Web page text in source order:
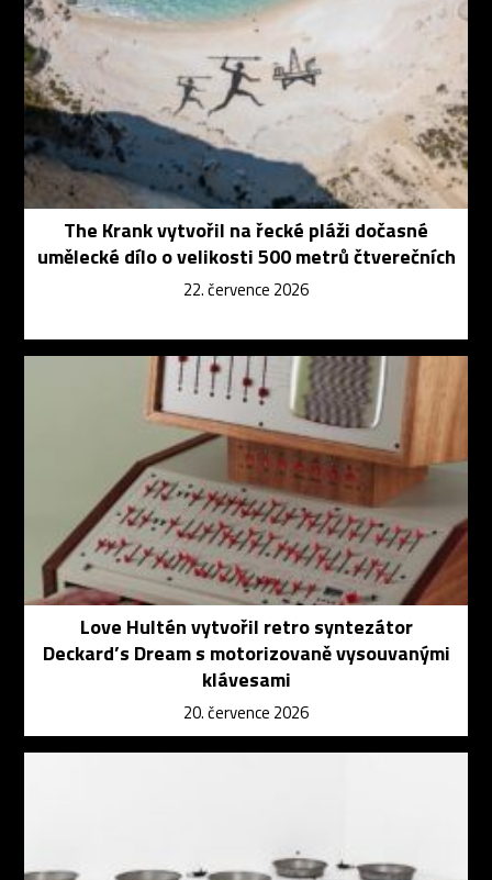
The Krank vytvořil na řecké pláži dočasné
umělecké dílo o velikosti 500 metrů čtverečních
22. července 2026
Love Hultén vytvořil retro syntezátor
Deckard’s Dream s motorizovaně vysouvanými
klávesami
20. července 2026